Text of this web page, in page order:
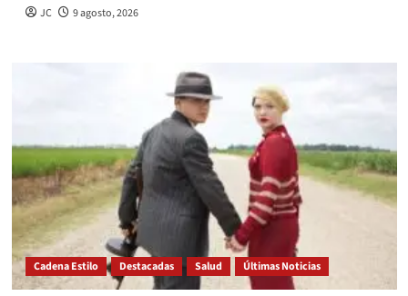
JC 9 agosto, 2026
Cadena Estilo Destacadas Salud Últimas Noticias